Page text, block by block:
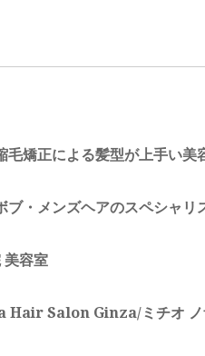
毛矯正による髪型が上手い美
ブ・メンズヘアのスペシャリ
美容室
Salon Ginza/ミチオ ノ